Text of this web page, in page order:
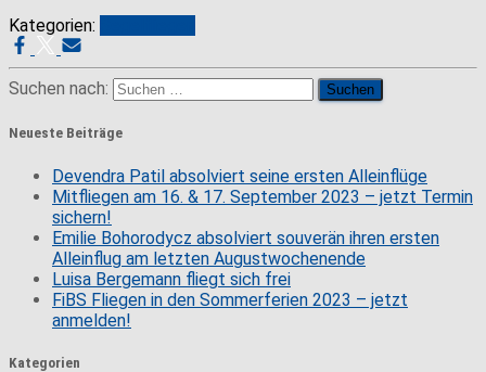
Kategorien:
Suchen nach:
Neueste Beiträge
Devendra Patil absolviert seine ersten Alleinflüge
Mitfliegen am 16. & 17. September 2023 – jetzt Termin
sichern!
Emilie Bohorodycz absolviert souverän ihren ersten
Alleinflug am letzten Augustwochenende
Luisa Bergemann fliegt sich frei
FiBS Fliegen in den Sommerferien 2023 – jetzt
anmelden!
Kategorien